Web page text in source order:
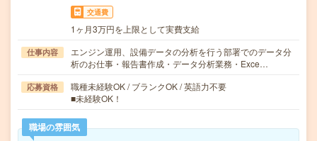
交通費
1ヶ月3万円を上限として実費支給
仕事内容
エンジン運用、設備データの分析を行う部署でのデータ分
析のお仕事・報告書作成・データ分析業務・Exce…
応募資格
職種未経験OK / ブランクOK / 英語力不要
■未経験OK！
職場の雰囲気